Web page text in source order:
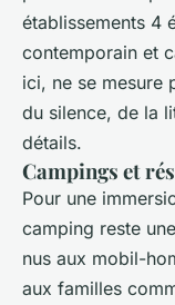
établissements 4
contemporain et
ici, ne se mesure
du silence, de la
détails.
Campings et
Pour une
camping reste
nus aux mobil-
aux familles